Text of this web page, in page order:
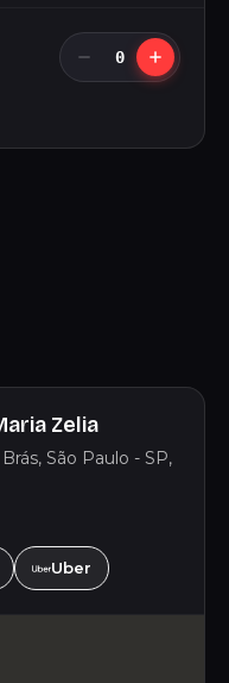
Zelia
São Paulo - SP,
Uber
0